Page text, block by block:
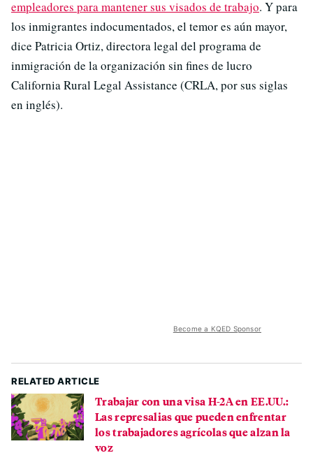
empleadores para mantener sus visados de trabajo. Y para
los inmigrantes indocumentados, el temor es aún mayor,
dice Patricia Ortiz, directora legal del programa de
inmigración de la organización sin fines de lucro
California Rural Legal Assistance (CRLA, por sus siglas
en inglés).
Become a KQED Sponsor
RELATED ARTICLE
Trabajar con una visa H-2A en EE.UU.:
Las represalias que pueden enfrentar
los trabajadores agrícolas que alzan la
voz